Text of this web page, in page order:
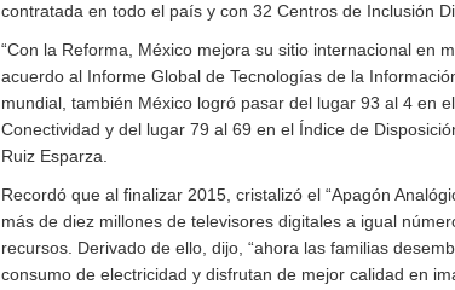
contratada en todo el país y con 32 Centros de Inclusión
“Con la Reforma, México mejora su sitio internacional en
acuerdo al Informe Global de Tecnologías de la
mundial, también México logró pasar del lugar 93 al 4 en
Conectividad y del lugar 79 al 69 en el Índice de
Ruiz Esparza.
Recordó que al finalizar 2015, cristalizó el “Apagón
más de diez millones de televisores digitales a igual
recursos. Derivado de ello, dijo, “ahora las familias
consumo de electricidad y disfrutan de mejor calidad en